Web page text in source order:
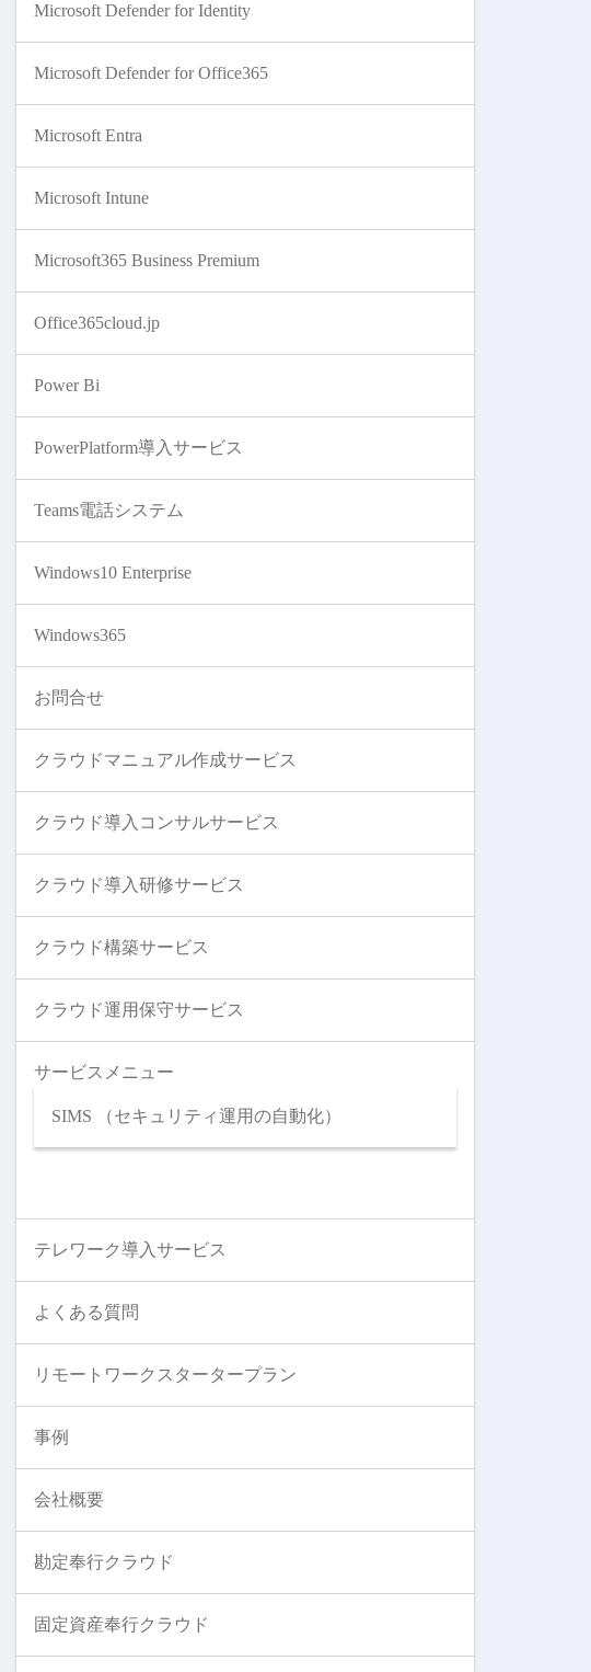
Microsoft Defender for Identity
Microsoft Defender for Office365
Microsoft Entra
Microsoft Intune
Microsoft365 Business Premium
Office365cloud.jp
Power Bi
PowerPlatform導入サービス
Teams電話システム
Windows10 Enterprise
Windows365
お問合せ
クラウドマニュアル作成サービス
クラウド導入コンサルサービス
クラウド導入研修サービス
クラウド構築サービス
クラウド運用保守サービス
サービスメニュー
SIMS （セキュリティ運用の自動化）
テレワーク導入サービス
よくある質問
リモートワークスタータープラン
事例
会社概要
勘定奉行クラウド
固定資産奉行クラウド